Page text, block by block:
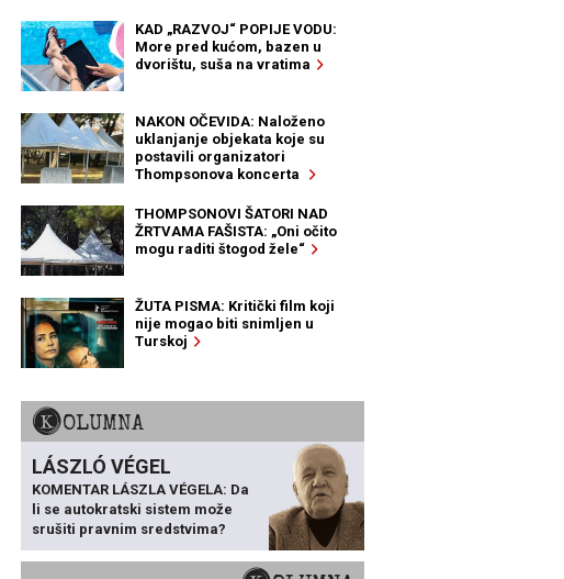
KAD „RAZVOJ“ POPIJE VODU:
More pred kućom, bazen u
dvorištu, suša na vratima
NAKON OČEVIDA: Naloženo
uklanjanje objekata koje su
postavili organizatori
Thompsonova koncerta
THOMPSONOVI ŠATORI NAD
ŽRTVAMA FAŠISTA: „Oni očito
mogu raditi štogod žele“
ŽUTA PISMA: Kritički film koji
nije mogao biti snimljen u
Turskoj
KOLUMNA
LÁSZLÓ VÉGEL
KOMENTAR LÁSZLA VÉGELA: Da
li se autokratski sistem može
srušiti pravnim sredstvima?